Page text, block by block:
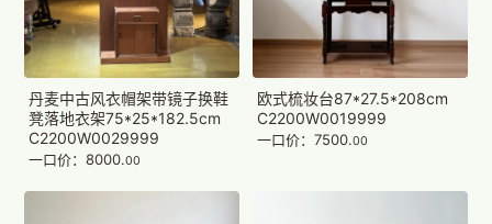
丹麦中古风衣帽架带镜子换鞋
凳落地衣架75*25*182.5cm
C2200W0029999
一口价：8000.00
欧式梳妆台87*27.5*208cm
C2200W0019999
一口价：7500.00